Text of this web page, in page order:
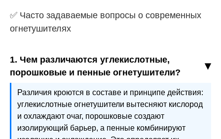
✅ Часто задаваемые вопросы о современных
огнетушителях
1. Чем различаются углекислотные,
порошковые и пенные огнетушители?
Различия кроются в составе и принципе действия:
углекислотные огнетушители вытесняют кислород
и охлаждают очаг, порошковые создают
изолирующий барьер, а пенные комбинируют